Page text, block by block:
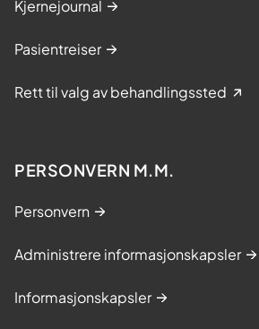
Kjernejournal
Pasientreiser
Rett til valg av behandlingssted
PERSONVERN M.M.
Personvern
Administrere informasjonskapsler
Informasjonskapsler